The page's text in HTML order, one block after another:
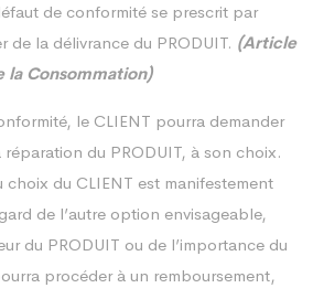
de conformité se prescrit par
de la délivrance du PRODUIT. (Article
la Consommation)
le CLIENT pourra demander
du PRODUIT, à son choix.
choix du CLIENT est manifestement
de l’autre option envisageable,
du PRODUIT ou de l’importance du
procéder à un remboursement,